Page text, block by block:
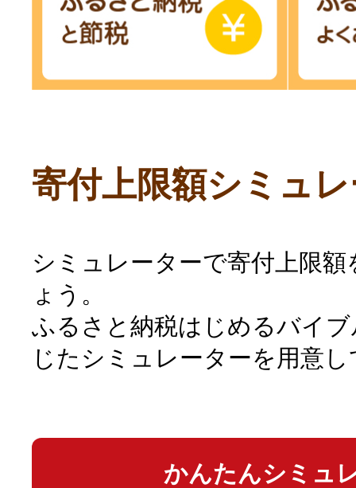
寄付上限額シミュ
シミュレーターで寄付上限
ょう。
ふるさと納税はじめるバイ
じたシミュレーターを用意
かんたんシミュ